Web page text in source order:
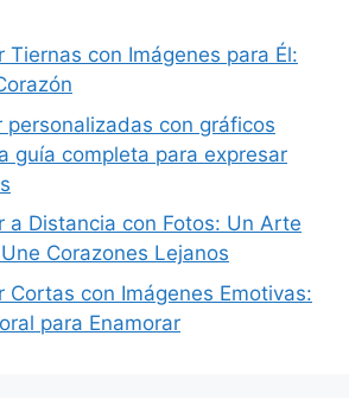
Tiernas con Imágenes para Él:
personalizadas con gráficos
guía completa para expresar
a Distancia con Fotos: Un Arte
Corazones Lejanos
Cortas con Imágenes Emotivas:
para Enamorar